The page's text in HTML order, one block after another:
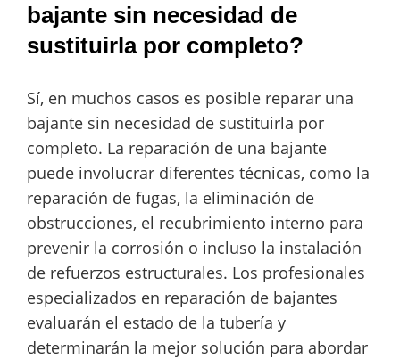
bajante sin necesidad de
sustituirla por completo?
Sí, en muchos casos es posible reparar una
bajante sin necesidad de sustituirla por
completo. La reparación de una bajante
puede involucrar diferentes técnicas, como la
reparación de fugas, la eliminación de
obstrucciones, el recubrimiento interno para
prevenir la corrosión o incluso la instalación
de refuerzos estructurales. Los profesionales
especializados en reparación de bajantes
evaluarán el estado de la tubería y
determinarán la mejor solución para abordar